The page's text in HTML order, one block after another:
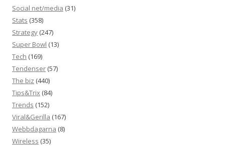
Social net/media (31)
Stats (358)
Strategy (247)
Super Bowl (13)
Tech (169)
Tendenser (57)
The biz (440)
Tips&Trix (84)
Trends (152)
Viral&Gerilla (167)
Webbdagarna (8)
Wireless (35)